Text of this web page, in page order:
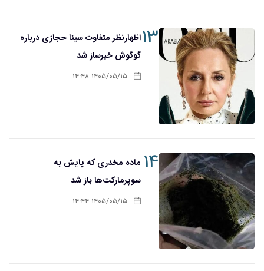
۱۳ اظهارنظر متفاوت سینا حجازی درباره
گوگوش خبرساز شد
۱۴۰۵/۰۵/۱۵ ۱۴:۴۸
۱۴
ماده مخدری که پایش به
سوپرمارکت‌ها باز شد
۱۴۰۵/۰۵/۱۵ ۱۴:۴۴